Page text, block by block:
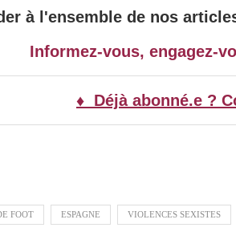
à l'ensemble de nos
Informez-vous, engagez-
♦ Déjà abonné.e ?
FOOT ESPAGNE VIOLENCES SEXISTES